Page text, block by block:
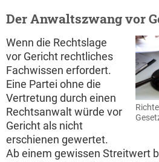
Der Anwaltszwang vor
Wenn die Rechtslage
vor Gericht rechtliches
Fachwissen erfordert.
Eine Partei ohne die
Vertretung durch einen
Rechtsanwalt würde vor
Gericht als nicht
erschienen gewertet.
Ab einem gewissen Streitwert